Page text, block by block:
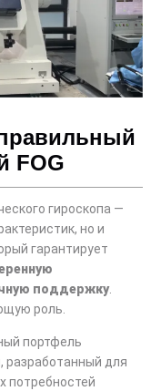
FOG
гироскопа —
но и
гарантирует
поддержку.
роль.
портфель
разработанный для
потребностей